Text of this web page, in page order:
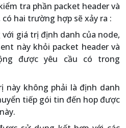
tra phần packet header và
hai trường hợp sẽ xảy ra :
giá trị định danh của node,
này khỏi packet header và
được yêu cầu có trong
này không phải là định danh
tiếp gói tin đến hop được